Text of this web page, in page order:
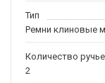
Тип
Ремни клиновые
Количество
2